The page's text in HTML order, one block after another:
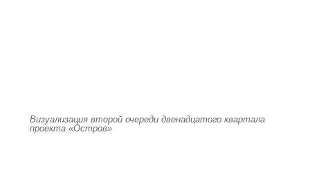
Визуализация второй очереди двенадцатого квартала
проекта «Остров»